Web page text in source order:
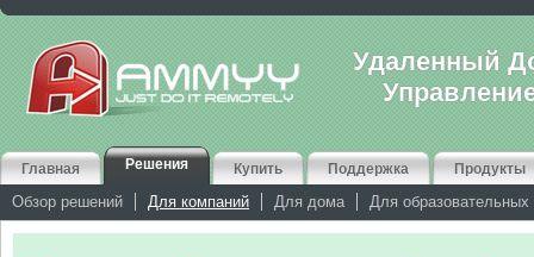
Удаленный
Главная Решения Купить Поддержка Продукты
Обзор решений Для компаний Для дома Для